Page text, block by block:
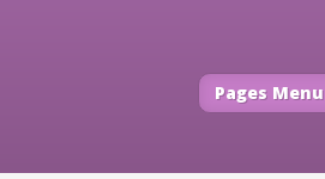
Pages Menu